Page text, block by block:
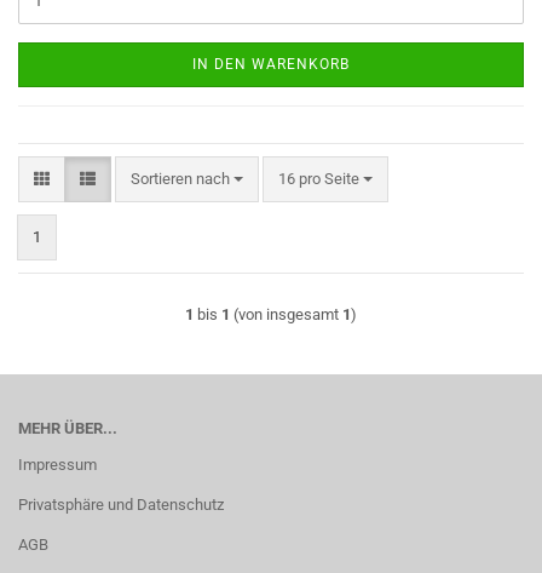
IN DEN WARENKORB
Sortieren nach
Sortieren nach 16 pro Seite
pro Seite
1
1 bis 1 (von insgesamt 1)
MEHR ÜBER...
Impressum
Privatsphäre und Datenschutz
AGB